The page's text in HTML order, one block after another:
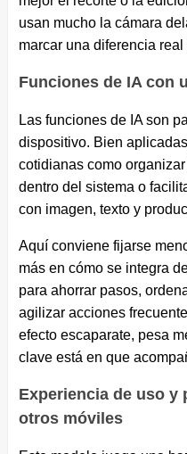
usan mucho la cámara
marcar una diferencia
Funciones de IA con
Las funciones de IA son
dispositivo. Bien
cotidianas como
dentro del sistema o
con imagen, texto y
Aquí conviene fijarse
más en cómo se integra
para ahorrar pasos,
agilizar acciones
efecto escaparate, pesa
clave está en que
Experiencia de uso y
otros móviles